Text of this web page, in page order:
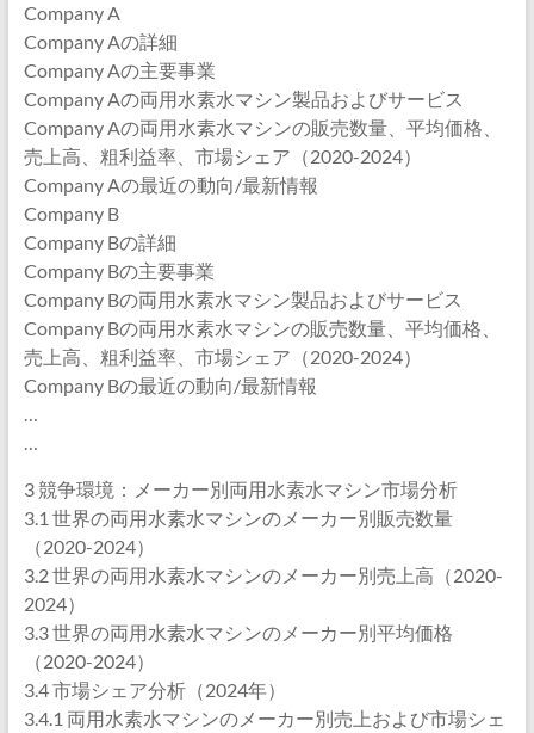
Company A
Company Aの詳細
Company Aの主要事業
Company Aの両用水素水マシン製品およびサービス
Company Aの両用水素水マシンの販売数量、平均価格、
売上高、粗利益率、市場シェア（2020-2024）
Company Aの最近の動向/最新情報
Company B
Company Bの詳細
Company Bの主要事業
Company Bの両用水素水マシン製品およびサービス
Company Bの両用水素水マシンの販売数量、平均価格、
売上高、粗利益率、市場シェア（2020-2024）
Company Bの最近の動向/最新情報
…
…
3 競争環境：メーカー別両用水素水マシン市場分析
3.1 世界の両用水素水マシンのメーカー別販売数量
（2020-2024）
3.2 世界の両用水素水マシンのメーカー別売上高（2020-
2024）
3.3 世界の両用水素水マシンのメーカー別平均価格
（2020-2024）
3.4 市場シェア分析（2024年）
3.4.1 両用水素水マシンのメーカー別売上および市場シェ